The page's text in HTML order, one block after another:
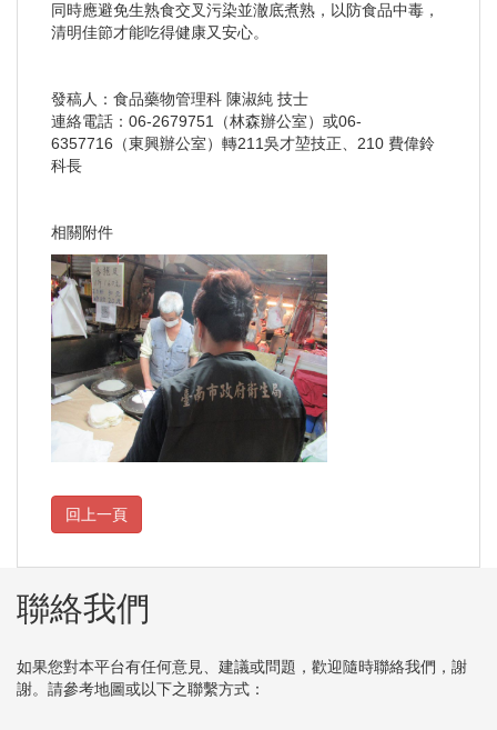
同時應避免生熟食交叉污染並澈底煮熟，以防食品中毒，
清明佳節才能吃得健康又安心。
發稿人：食品藥物管理科 陳淑純 技士
連絡電話：06-2679751（林森辦公室）或06-
6357716（東興辦公室）轉211吳才堃技正、210 費偉鈴
科長
相關附件
聯絡我們
如果您對本平台有任何意見、建議或問題，歡迎隨時聯絡我們，謝
謝。請參考地圖或以下之聯繫方式：